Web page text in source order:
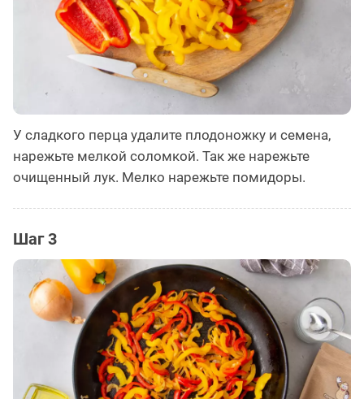
У сладкого перца удалите плодоножку и семена,
нарежьте мелкой соломкой. Так же нарежьте
очищенный лук. Мелко нарежьте помидоры.
Шаг 3